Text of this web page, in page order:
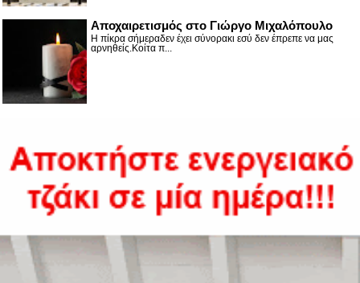
Αποχαιρετισμός στο Γιώργο Μιχαλόπουλο
Η πίκρα σήμεραδεν έχει σύνορακι εσύ δεν έπρεπε να μας
αρνηθείς.Κοίτα π...